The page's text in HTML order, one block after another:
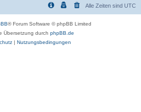
Alle Zeiten sind UTC
® Forum Software © phpBB Limited
Übersetzung durch phpBB.de
| Nutzungsbedingungen